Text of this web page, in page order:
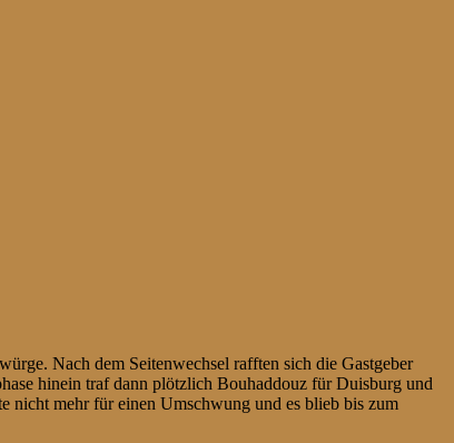
Nach dem Seitenwechsel rafften sich die Gastgeber
hinein traf dann plötzlich Bouhaddouz für Duisburg und
nicht mehr für einen Umschwung und es blieb bis zum